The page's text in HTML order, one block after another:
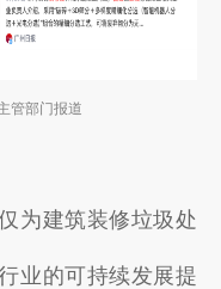
管部门报道
为建筑装修垃圾处
业的可持续发展提